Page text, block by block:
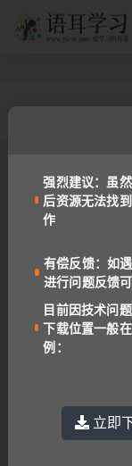
©
强烈建议：虽
后资源无法找
作
有偿反馈：如
进行问题反馈
目前因技术问
下载位置一般
例：
立即